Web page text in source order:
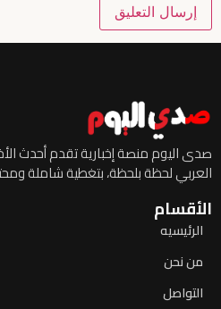
صدى اليوم منصة إخبارية تقدم أحدث
العربي لحظة بلحظة، بتغطية شاملة
الأقسام
الرئيسيه
من نحن
التواصل